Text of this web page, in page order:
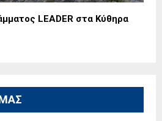
LEADER στα Κύθηρα